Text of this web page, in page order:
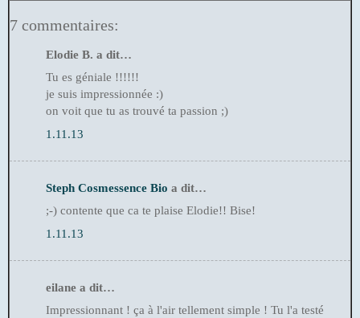
7 commentaires:
Elodie B. a dit…
Tu es géniale !!!!!!
je suis impressionnée :)
on voit que tu as trouvé ta passion ;)
1.11.13
Steph Cosmessence Bio a dit…
;-) contente que ca te plaise Elodie!! Bise!
1.11.13
eilane a dit…
Impressionnant ! ça à l'air tellement simple ! Tu l'a testé